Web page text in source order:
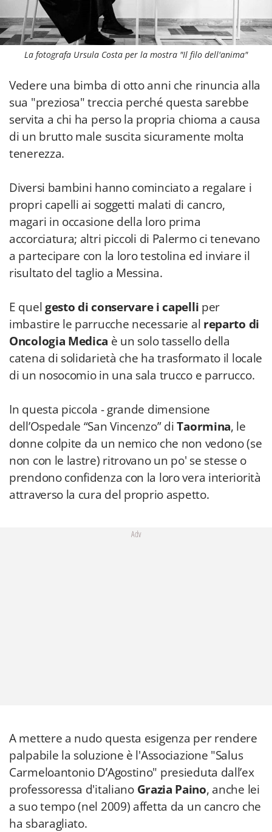
La fotografa Ursula Costa per la mostra "Il filo dell'anima"
Vedere una bimba di otto anni che rinuncia alla
sua "preziosa" treccia perché questa sarebbe
servita a chi ha perso la propria chioma a causa
di un brutto male suscita sicuramente molta
tenerezza.
Diversi bambini hanno cominciato a regalare i
propri capelli ai soggetti malati di cancro,
magari in occasione della loro prima
accorciatura; altri piccoli di Palermo ci tenevano
a partecipare con la loro testolina ed inviare il
risultato del taglio a Messina.
E quelgesto di conservare i capelli per
imbastire le parrucche necessarie al reparto di
Oncologia Medica è un solo tassello della
catena di solidarietà che ha trasformato il locale
di un nosocomio in una sala trucco e parrucco.
In questa piccola - grande dimensione
dell’Ospedale “San Vincenzo” diTaormina, le
donne colpite da un nemico che non vedono (se
non con le lastre) ritrovano un po' se stesse o
prendono confidenza con la loro vera interiorità
attraverso la cura del proprio aspetto.
Adv
A mettere a nudo questa esigenza per rendere
palpabile la soluzione è l'Associazione "Salus
Carmeloantonio D’Agostino" presieduta dall’ex
professoressa d'italiano Grazia Paino, anche lei
a suo tempo (nel 2009) affetta da un cancro che
ha sbaragliato.